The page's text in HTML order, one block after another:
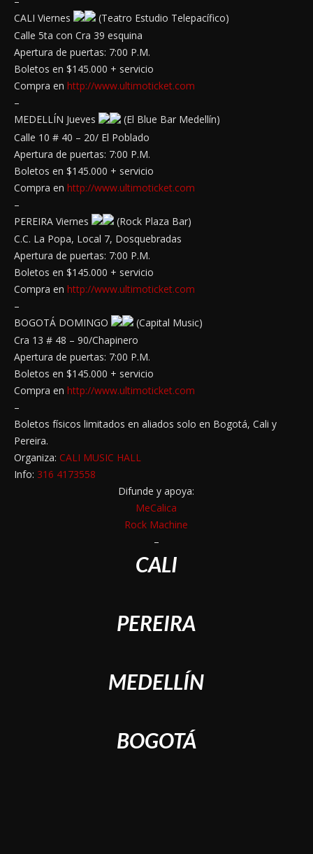
CALI Viernes
(Teatro Estudio Telepacífico)
Calle 5ta con Cra 39 esquina
Apertura de puertas: 7:00 P.M.
Boletos en $145.000 + servicio
Compra en http://www.ultimoticket.com
–
MEDELLÍN Jueves
(El Blue Bar Medellín)
Calle 10 # 40 – 20/ El Poblado
Apertura de puertas: 7:00 P.M.
Boletos en $145.000 + servicio
Compra en http://www.ultimoticket.com
–
PEREIRA Viernes
(Rock Plaza Bar)
C.C. La Popa, Local 7, Dosquebradas
Apertura de puertas: 7:00 P.M.
Boletos en $145.000 + servicio
Compra en http://www.ultimoticket.com
–
BOGOTÁ DOMINGO
(Capital Music)
Cra 13 # 48 – 90/Chapinero
Apertura de puertas: 7:00 P.M.
Boletos en $145.000 + servicio
Compra en http://www.ultimoticket.com
–
Boletos físicos limitados en aliados solo en Bogotá, Cali y
Pereira.
Organiza: CALI MUSIC HALL
Info: 316 4173558
Difunde y apoya:
MeCalica
Rock Machine
–
CALI
PEREIRA
MEDELLÍN
BOGOTÁ